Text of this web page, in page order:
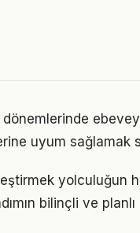
dönemlerinde
uyum sağlamak
yolculuğun
bilinçli ve planlı